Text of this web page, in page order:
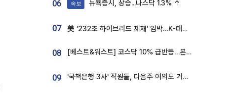
06 속보 뉴욕증시, 상승...나스닥 1.3% ↑
07 美 ‘232조 하이브리드 제재’ 임박…K-태양광, 불확실성 털고 날개 다나
08 [베스트&워스트] 코스닥 10% 급반등…본느, 최대주주 변경 기대에 270% 폭등
09 '국책은행 3사' 직원들, 다음주 여의도 거리 나서는 까닭은